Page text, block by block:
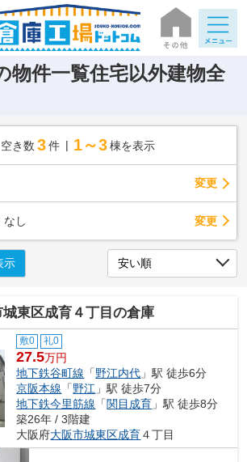
物件一覧住宅以外建物全
空き数 3 件 1～3 棟を表示
変更
なし 変更
示
城東区成育４丁目の倉庫
敷0 礼0
27.5万円
地下鉄谷町線 「野江内代 」駅 徒歩6分
京阪本線 「野江 」駅 徒歩7分
地下鉄今里筋線 「関目成育 」駅 徒歩8分
築26年 / 3階建
大阪府大阪市城東区成育４丁目